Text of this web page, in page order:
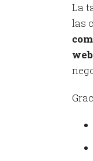
La
las